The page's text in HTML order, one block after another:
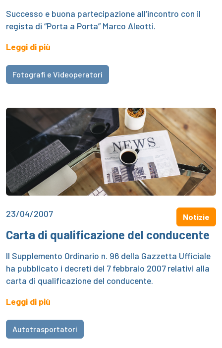
Successo e buona partecipazione all’incontro con il
regista di “Porta a Porta” Marco Aleotti.
Leggi di più
Fotografi e Videoperatori
23/04/2007 Notizie
Carta di qualificazione del conducente
Il Supplemento Ordinario n. 96 della Gazzetta Ufficiale
ha pubblicato i decreti del 7 febbraio 2007 relativi alla
carta di qualificazione del conducente.
Leggi di più
Autotrasportatori